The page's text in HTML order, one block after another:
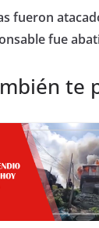
fueron
fue
te